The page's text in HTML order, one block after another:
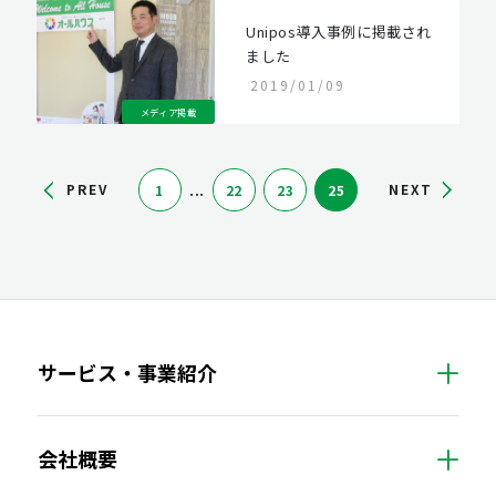
メディア掲載
Unipos導入事例に掲載され
ました
2019/01/09
PREV 1 ... 22 23 25 NEXT
サービス・事業紹介
会社概要